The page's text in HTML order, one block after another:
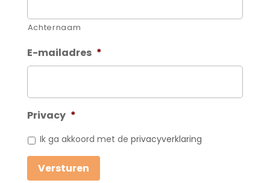
Achternaam
E-mailadres *
Privacy *
Ik ga akkoord met de privacyverklaring
Versturen